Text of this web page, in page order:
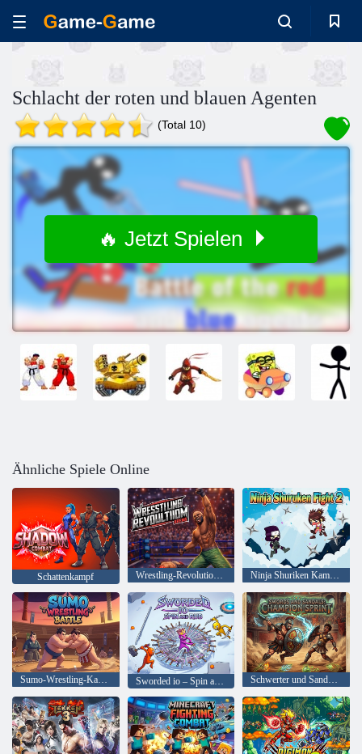
Schlacht der roten und blauen Agenten
(Total 10)
🔥 Jetzt Spielen
Ähnliche Spiele Online
Schattenkampf Wrestling-Revolution-Arena Ninja Shuriken Kampf 2
Sumo-Wrestling-Kampf Sworded io – Spin and Rub Schwerter und Sandalen: Champion Sprint